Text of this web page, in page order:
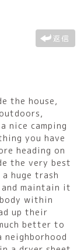
返信
the house,
nice camping
you have
heading on
the very best
huge trash
maintain it
within
up their
better to